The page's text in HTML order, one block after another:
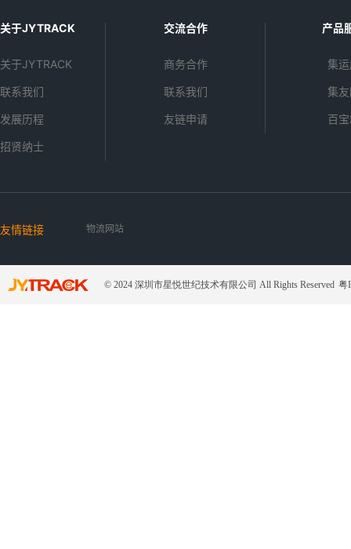
关于JYTRACK
关于JYTRACK
联系我们
发展历程
招贤纳士
交流合作
商务合作
联系我们
友链申请
产品
集
集
百
友情链接 物流网站
© 2024 深圳市星悦世纪技术有限公司 All Rights Reserved 粤